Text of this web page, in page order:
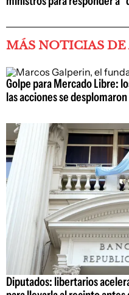
MÁS NOTICIAS
Golpe para Mercado Libre:
las acciones se
Diputados: libertarios